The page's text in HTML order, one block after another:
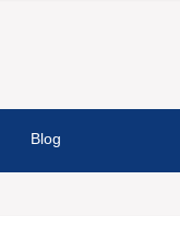
Blog